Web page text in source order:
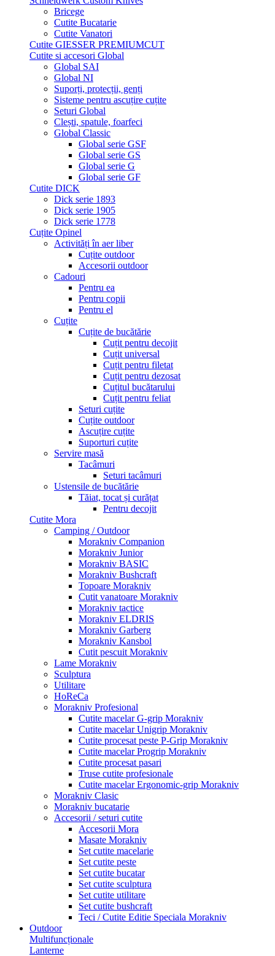
Bricege
Cutite Bucatarie
Cutite Vanatori
Cutite GIESSER PREMIUMCUT
Cutite si accesori Global
Global SAI
Global NI
Suporți, protecții, genți
Sisteme pentru ascuțire cuțite
Seturi Global
Clești, spatule, foarfeci
Global Classic
Global serie GSF
Global serie GS
Global serie G
Global serie GF
Cutite DICK
Dick serie 1893
Dick serie 1905
Dick serie 1778
Cuțite Opinel
Activități în aer liber
Cuțite outdoor
Accesorii outdoor
Cadouri
Pentru ea
Pentru copii
Pentru el
Cuțite
Cuțite de bucătărie
Cuțit pentru decojit
Cuțit universal
Cuțit pentru filetat
Cuțit pentru dezosat
Cuțitul bucătarului
Cuțit pentru feliat
Seturi cuțite
Cuțite outdoor
Ascuțire cuțite
Suporturi cuțite
Servire masă
Tacâmuri
Seturi tacâmuri
Ustensile de bucătărie
Tăiat, tocat și curățat
Pentru decojit
Cutite Mora
Camping / Outdoor
Morakniv Companion
Morakniv Junior
Morakniv BASIC
Morakniv Bushcraft
Topoare Morakniv
Cutit vanatoare Morakniv
Morakniv tactice
Morakniv ELDRIS
Morakniv Garberg
Morakniv Kansbol
Cutit pescuit Morakniv
Lame Morakniv
Sculptura
Utilitare
HoReCa
Morakniv Profesional
Cutite macelar G-grip Morakniv
Cutite macelar Unigrip Morakniv
Cutite procesat peste P-Grip Morakniv
Cutite macelar Progrip Morakniv
Cutite procesat pasari
Truse cutite profesionale
Cutite macelar Ergonomic-grip Morakniv
Morakniv Clasic
Morakniv bucatarie
Accesorii / seturi cutite
Accesorii Mora
Masate Morakniv
Set cutite macelarie
Set cutite peste
Set cutite bucatar
Set cutite sculptura
Set cutite utilitare
Set cutite bushcraft
Teci / Cutite Editie Speciala Morakniv
Outdoor
Multifuncționale
Lanterne